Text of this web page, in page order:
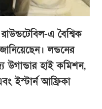
এ বৈশ্বিক
লন্ডনের
হাই কমিশন,
ইস্টার্ন আফ্রিকা